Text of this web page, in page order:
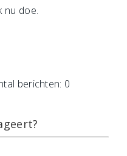
nu doe.
berichten: 0